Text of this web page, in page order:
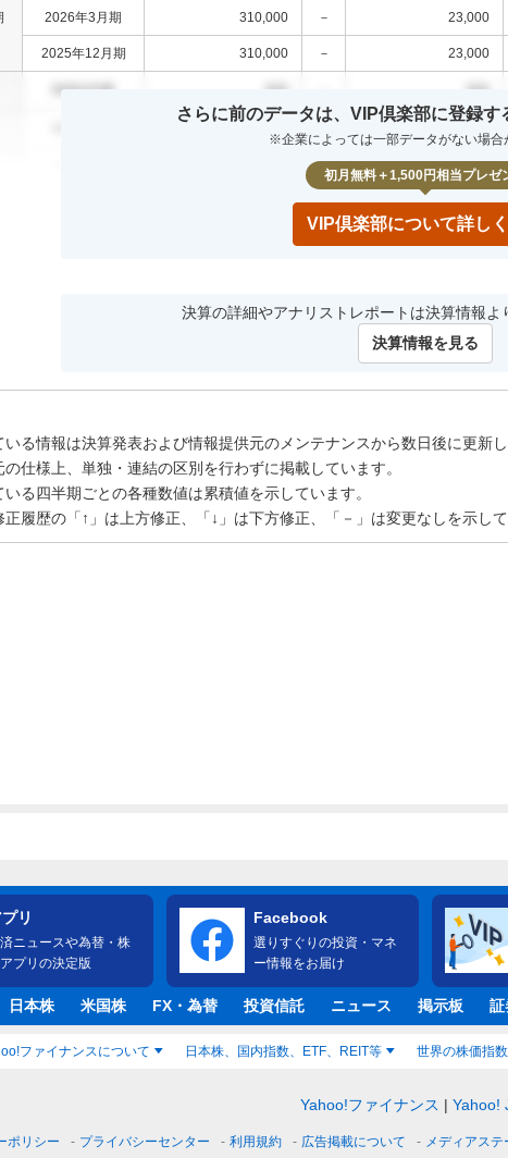
2026年3月期 310,000 － 23,000
2025年12月期 310,000 － 23,000
00年0月期 000 000
－ 000
さらに前のデータは、VIP倶楽部に登録す
※企業によっては一部データがない場合
初月無料＋1,500円相当プレゼ
VIP倶楽部について詳し
決算の詳細やアナリストレポートは決算情報よ
決算情報を見る
いる情報は決算発表および情報提供元のメンテナンスから数日後に更新し
仕様上、単独・連結の区別を行わずに掲載しています。
る四半期ごとの各種数値は累積値を示しています。
履歴の「↑」は上方修正、「↓」は下方修正、「－」は変更なしを示して
リ
ニュースや為替・株
プリの決定版
Facebook
選りすぐりの投資・マネ
ー情報をお届け
日本株 米国株 FX・為替 投資信託 ニュース 掲示板 証
ファイナンスについて 日本株、国内指数、ETF、REIT等 世界の株価指数
Yahoo!ファイナンス Yahoo!
ポリシー プライバシーセンター 利用規約 広告掲載について メディアステ